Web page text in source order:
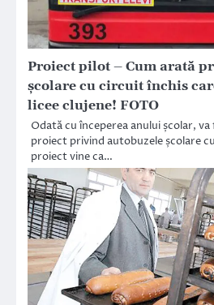
Proiect pilot – Cum arată
şcolare cu circuit închis
licee clujene! FOTO
Odată cu începerea anului școlar,
proiect privind autobuzele școlare
proiect vine ca…